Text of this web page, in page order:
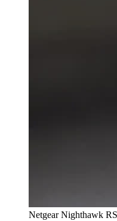
Netgear Nighthawk